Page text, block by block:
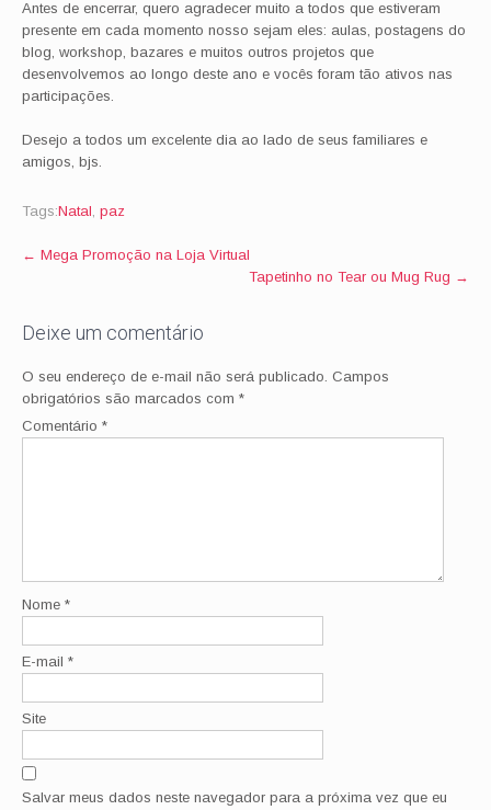
Antes de encerrar, quero agradecer muito a todos que estiveram
presente em cada momento nosso sejam eles: aulas, postagens do
blog, workshop, bazares e muitos outros projetos que
desenvolvemos ao longo deste ano e vocês foram tão ativos nas
participações.
Desejo a todos um excelente dia ao lado de seus familiares e
amigos, bjs.
Tags:Natal, paz
Post
← Mega Promoção na Loja Virtual
Tapetinho no Tear ou Mug Rug →
Deixe um comentário
O seu endereço de e-mail não será publicado. Campos
obrigatórios são marcados com *
Comentário *
Nome *
E-mail *
Site
Salvar meus dados neste navegador para a próxima vez que eu